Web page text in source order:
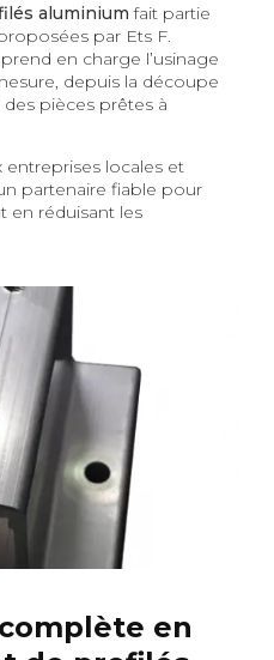
aluminium fait partie
par Ets F.
en charge l’usinage
depuis la découpe
des pièces prêtes à
locales et
partenaire fiable pour
en réduisant les
en